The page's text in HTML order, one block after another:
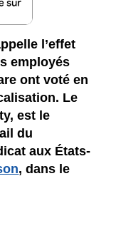
l’effet
employés
ont voté en
Le
est le
du
aux États-
, dans le